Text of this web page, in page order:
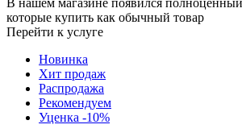
В нашем магазине появился полноценный
которые купить как обычный товар
Перейти к услуге
Новинка
Хит продаж
Распродажа
Рекомендуем
Уценка -10%